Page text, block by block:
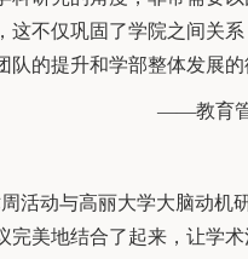
这不仅巩固了学院之间关
队的提升和学部整体发展
——教育管
活动与高丽大学大脑动机
完美地结合了起来，让学